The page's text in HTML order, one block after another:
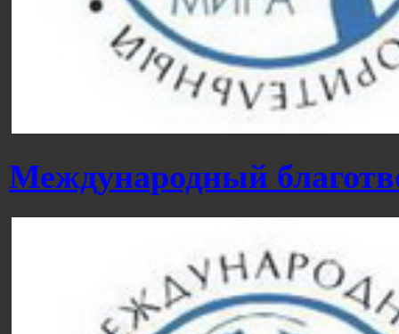
Международный